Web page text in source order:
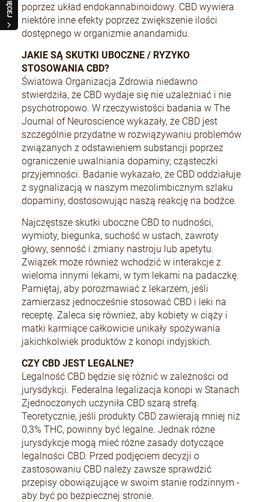
WIĘCEJ
poprzez układ endokannabinoidowy. CBD wywiera
niektóre inne efekty poprzez zwiększenie ilości
dostępnego w organizmie anandamidu.
JAKIE SĄ SKUTKI UBOCZNE / RYZYKO
STOSOWANIA CBD?
Światowa Organizacja Zdrowia niedawno
stwierdziła, że CBD wydaje się nie uzależniać i nie
psychotropowo. W rzeczywistości badania w The
Journal of Neuroscience wykazały, że CBD jest
szczególnie przydatne w rozwiązywaniu problemów
związanych z odstawieniem substancji poprzez
ograniczenie uwalniania dopaminy, cząsteczki
przyjemności. Badanie wykazało, że CBD oddziałuje
z sygnalizacją w naszym mezolimbicznym szlaku
dopaminy, dostosowując naszą reakcję na bodźce.
Najczęstsze skutki uboczne CBD to nudności,
wymioty, biegunka, suchość w ustach, zawroty
głowy, senność i zmiany nastroju lub apetytu.
Związek może również wchodzić w interakcje z
wieloma innymi lekami, w tym lekami na padaczkę.
Pamiętaj, aby porozmawiać z lekarzem, jeśli
zamierzasz jednocześnie stosować CBD i leki na
receptę. Zaleca się również, aby kobiety w ciąży i
matki karmiące całkowicie unikały spożywania
jakichkolwiek produktów z konopi indyjskich.
CZY CBD JEST LEGALNE?
Legalność CBD będzie się różnić w zależności od
jurysdykcji. Federalna legalizacja konopi w Stanach
Zjednoczonych uczyniła CBD szarą strefą.
Teoretycznie, jeśli produkty CBD zawierają mniej niż
0,3% THC, powinny być legalne. Jednak różne
jurysdykcje mogą mieć różne zasady dotyczące
legalności CBD. Przed podjęciem decyzji o
zastosowaniu CBD należy zawsze sprawdzić
przepisy obowiązujące w swoim stanie rodzinnym -
aby być po bezpiecznej stronie.